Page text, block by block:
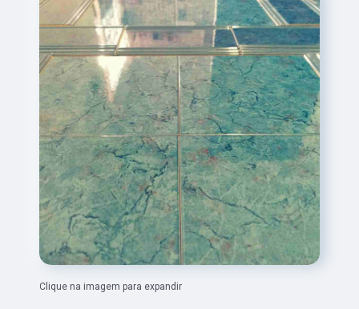
Clique na imagem para expandir